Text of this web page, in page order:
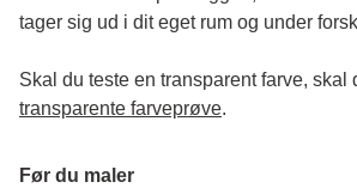
tager sig ud i dit eget rum og under
transparente farveprøve.
Før du maler